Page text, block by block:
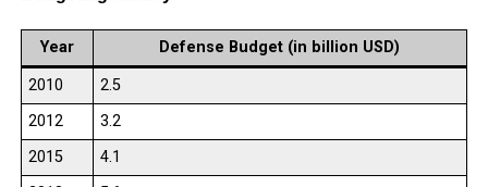
Year Defense Budget (in billion USD)
2010
2.5
2012
3.2
2015
4.1